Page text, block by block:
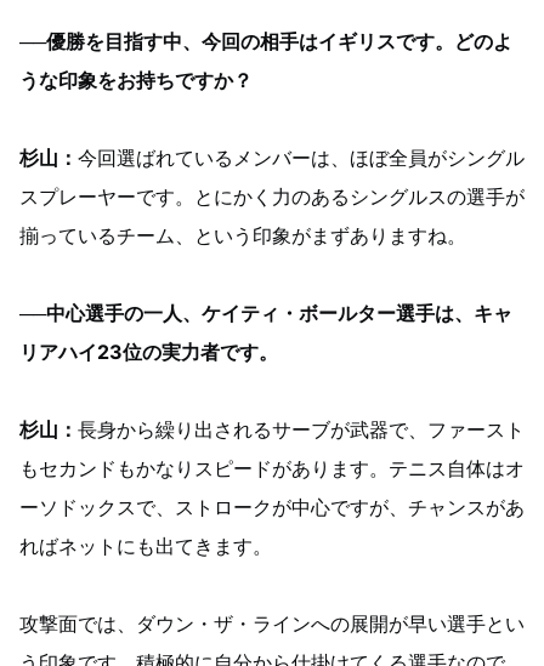
──優勝を目指す中、今回の相手はイギリスです。どのよ
うな印象をお持ちですか？
杉山： 今回選ばれているメンバーは、ほぼ全員がシングル
スプレーヤーです。とにかく力のあるシングルスの選手が
揃っているチーム、という印象がまずありますね。
──中心選手の一人、ケイティ・ボールター選手は、キャ
リアハイ23位の実力者です。
杉山： 長身から繰り出されるサーブが武器で、ファースト
もセカンドもかなりスピードがあります。テニス自体はオ
ーソドックスで、ストロークが中心ですが、チャンスがあ
ればネットにも出てきます。
攻撃面では、ダウン・ザ・ラインへの展開が早い選手とい